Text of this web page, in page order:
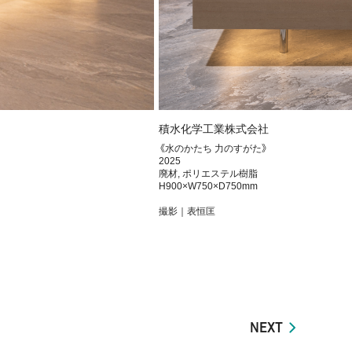
積水化学工業株式会社
《水のかたち 力のすがた》
2025
廃材, ポリエステル樹脂
H900×W750×D750mm
撮影｜表恒匡
NEXT